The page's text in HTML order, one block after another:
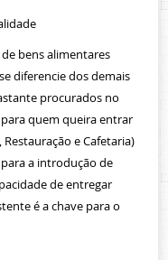
bens alimentares
diferencie dos demais
procurados no
quem queira entrar
e Cafetaria)
a introdução de
de entregar
é a chave para o